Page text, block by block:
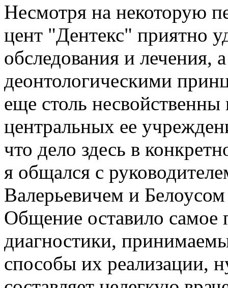
Несмотря на некоторую
цент "Дентекс" приятно
обследования и лечения,
деонтологическими
еще столь
центральных ее
что дело здесь в
я общался с
Валерьевичем и
Общение оставило самое
диагностики,
способы их реализации,